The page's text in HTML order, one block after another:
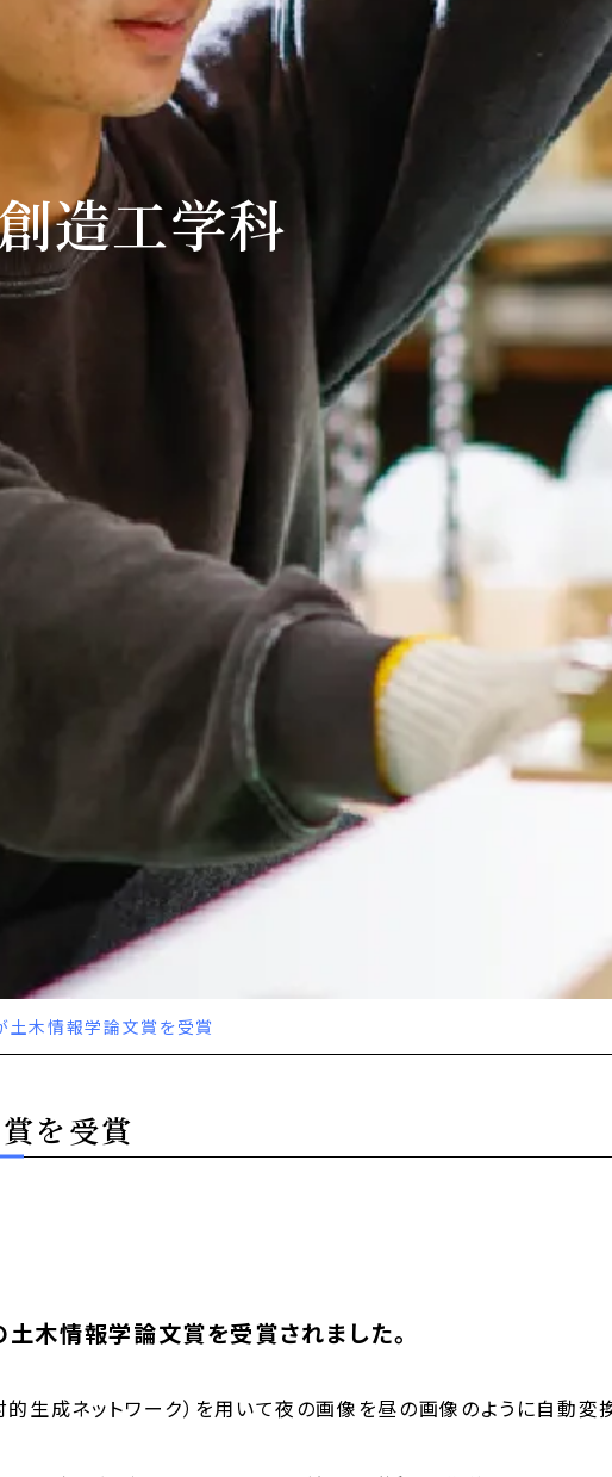
造工学科
土木情報学論文賞を受賞
を受賞
木情報学論文賞を受賞されました。
生成ネットワーク）を用いて夜の画像を昼の画像のように自動変